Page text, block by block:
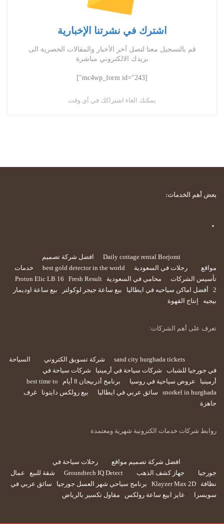
اشترك في نشرتنا الإخبارية
قم بالتسجيل معنا لتصل آخر الأخبار والمقالات الحصرية الى
بريدك الالكتروني مباشرة
[mc4wp_form id="243"]
يمكنك الغاء اشتراكك في أي وقت
بعض أهم الخدمات:
Daily cottage rental Borjomi
افضل شركة تصميم
مواقع
رحلات في السعودية best gold detector in the world
خدمات
تأسيس الشركات
محامي في السعودية Proton Elic LB 16
Fresh Result
2
أفضل اماكن سياحيه في ايطاليا بيع ساعة جيجر لوكولتر
بيع ساعة اوديمار
بيجيه
إنتاج القهوة
تعرف على أهم الشركات:
sand city hurghada tickets شركة تسويق الكتروني
السياحة
في جورجيا للشباب
شركات سياحة في أرمينيا
شركات سياحة في
أرمينيا
عروض سياحية في روسيا برنامج أذربيجان 8 أيام
best time to
snorkel in hurghada
سائق عربي في ايطاليا بيع رولكس دايتونا
غرف
جاهزة
روابط شركات خدمات الكترونية شهرية ومعتمدة
افضل شركة تصميم مواقع
رحلات سياحة في
جورجيا
جهاز كشف الذهب Groundtech IQ Detect شقة للبيع
عمال
نظافة
Klayzer Max 2D برنامج سياحي شهر العسل جورجيا
سائق عربي في
سويسرا
عايز ابيع ساعة رولكس مقاول تكسير بالرياض